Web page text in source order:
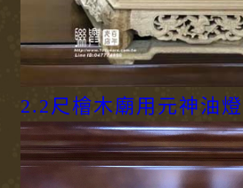
2.2尺檜木廟用元神油燈